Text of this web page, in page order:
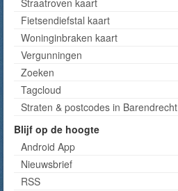
Straatroven kaart
Fietsendiefstal kaart
Woninginbraken kaart
Vergunningen
Zoeken
Tagcloud
Straten & postcodes in Barendrecht
Blijf op de hoogte
Android App
Nieuwsbrief
RSS